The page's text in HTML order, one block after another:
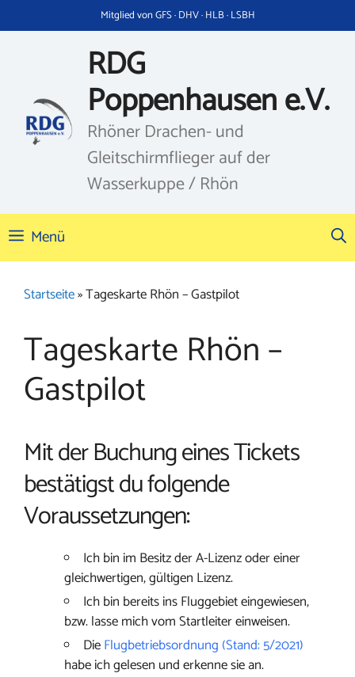
Inhalt
Mitglied von GFS · DHV · HLB · LSBH
RDG
Poppenhausen e.V.
Rhöner Drachen- und
Gleitschirmflieger auf der
Wasserkuppe / Rhön
Menü
Startseite»Tageskarte Rhön – Gastpilot
Tageskarte Rhön –
Gastpilot
Mit der Buchung eines Tickets
bestätigst du folgende
Voraussetzungen:
Ich bin im Besitz der A-Lizenz oder einer
gleichwertigen, gültigen Lizenz.
Ich bin bereits ins Fluggebiet eingewiesen,
bzw. lasse mich vom Startleiter einweisen.
DieFlugbetriebsordnung (Stand: 5/2021)
habe ich gelesen und erkenne sie an.